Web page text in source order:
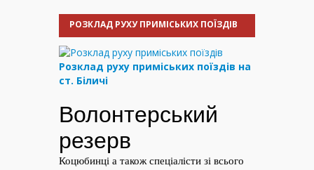
РОЗКЛАД РУХУ ПРИМІСЬКИХ ПОЇЗДІВ
Розклад руху приміських поїздів на
ст. Біличі